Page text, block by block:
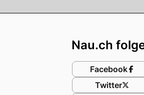
Nau.ch
Facebook
Twitter